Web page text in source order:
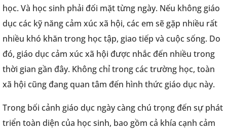
học. Và học sinh phải đối mặt từng ngày. Nếu không giáo
dục các kỹ năng cảm xúc xã hội, các em sẽ gặp nhiều rất
nhiều khó khăn trong học tập, giao tiếp và cuộc sống. Do
đó, giáo dục cảm xúc xã hội được nhắc đến nhiều trong
thời gian gần đây. Không chỉ trong các trường học, toàn
xã hội cũng đang quan tâm đến hình thức giáo dục này.
Trong bối cảnh giáo dục ngày càng chú trọng đến sự phát
triển toàn diện của học sinh, bao gồm cả khía cạnh cảm